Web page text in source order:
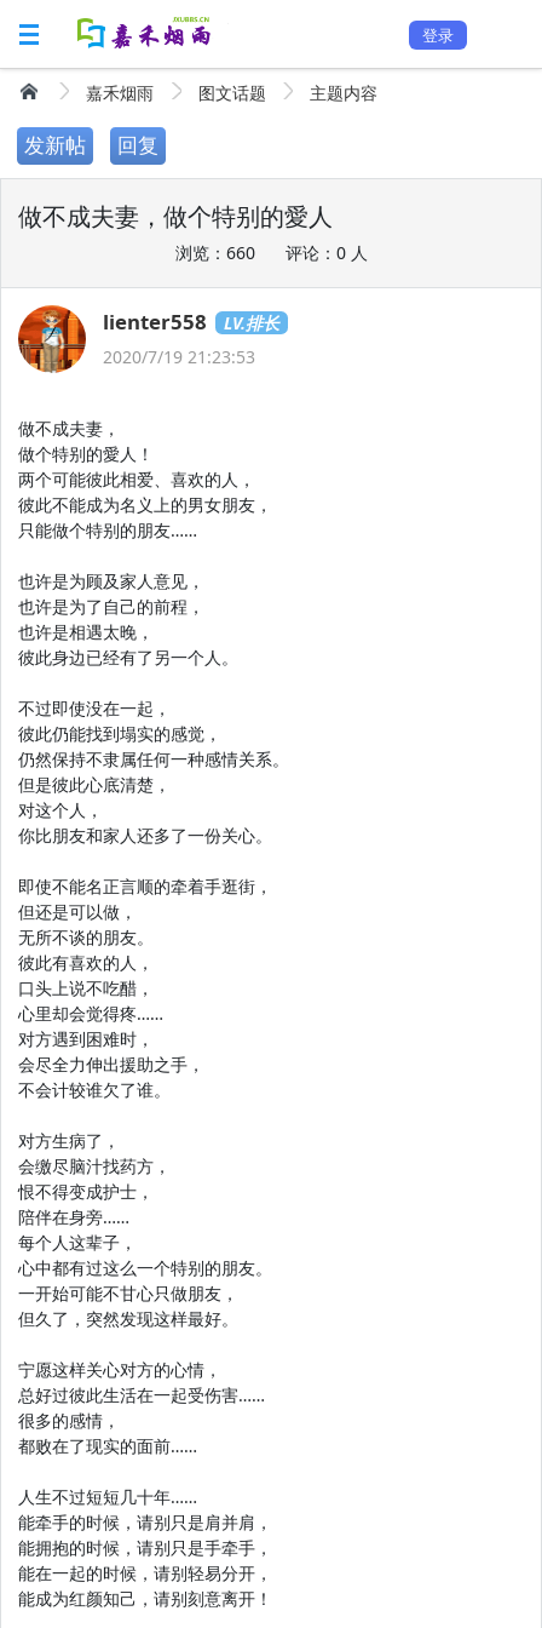
登录
嘉禾烟雨 图文话题 主题内容
发新帖 回复
做不成夫妻，做个特别的愛人
浏览：660 评论：0 人
lienter558
LV.排长
2020/7/19 21:23:53
做不成夫妻，
做个特别的愛人！
两个可能彼此相爱、喜欢的人，
彼此不能成为名义上的男女朋友，
只能做个特别的朋友……
也许是为顾及家人意见，
也许是为了自己的前程，
也许是相遇太晚，
彼此身边已经有了另一个人。
不过即使没在一起，
彼此仍能找到塌实的感觉，
仍然保持不隶属任何一种感情关系。
但是彼此心底清楚，
对这个人，
你比朋友和家人还多了一份关心。
即使不能名正言顺的牵着手逛街，
但还是可以做，
无所不谈的朋友。
彼此有喜欢的人，
口头上说不吃醋，
心里却会觉得疼……
对方遇到困难时，
会尽全力伸出援助之手，
不会计较谁欠了谁。
对方生病了，
会缴尽脑汁找药方，
恨不得变成护士，
陪伴在身旁……
每个人这辈子，
心中都有过这么一个特别的朋友。
一开始可能不甘心只做朋友，
但久了，突然发现这样最好。
宁愿这样关心对方的心情，
总好过彼此生活在一起受伤害……
很多的感情，
都败在了现实的面前……
人生不过短短几十年……
能牵手的时候，请别只是肩并肩，
能拥抱的时候，请别只是手牵手，
能在一起的时候，请别轻易分开，
能成为红颜知己，请别刻意离开！